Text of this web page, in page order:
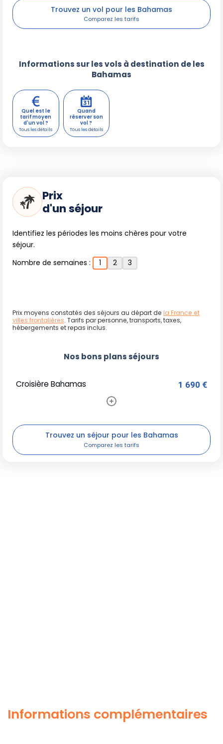
Trouvez un vol pour les Bahamas
Informations sur les vols à destination de les
Bahamas
Quel est le
tarif moyen
d'un vol ?
Quand
réserver son
vol ?
Prix
d'un séjour
Identifiez les périodes les moins chères pour votre
séjour.
Nombre de semaines :
1 2 3
Prix moyens constatés des séjours au départ de la France et
villes frontalières. Tarifs par personne, transports, taxes,
hébergements et repas inclus.
Nos bons plans séjours
Croisière Bahamas 1 690 €
Trouvez un séjour pour les Bahamas
Informations complémentaires